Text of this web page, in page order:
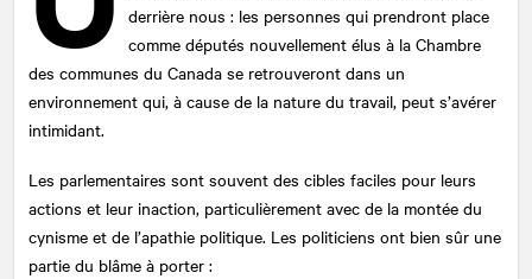
derrière nous : les personnes qui prendront place
comme députés nouvellement élus à la Chambre
des communes du Canada se retrouveront dans un
environnement qui, à cause de la nature du travail, peut s’avérer
intimidant.
Les parlementaires sont souvent des cibles faciles pour leurs
actions et leur inaction, particulièrement avec de la montée du
cynisme et de l’apathie politique. Les politiciens ont bien sûr une
partie du blâme à porter :